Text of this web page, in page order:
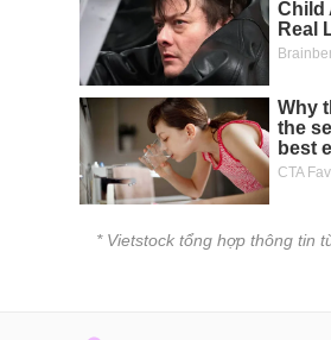
* Vietstock tổng hợp thông tin
NGUYÊN VẬT LIỆU
CÔNG NGHIỆP
TIÊU DÙNG KHÔNG THIẾT
TIÊU DÙNG THIẾT YẾU
CHĂM SÓC SỨC KHỎE